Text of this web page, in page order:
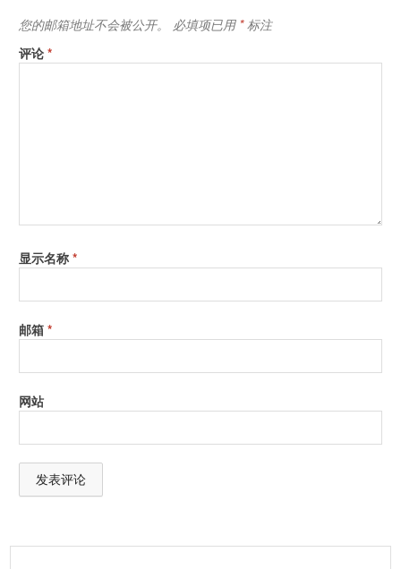
您的邮箱地址不会被公开。 必填项已用 *标注
评论*
显示名称*
邮箱*
网站
l